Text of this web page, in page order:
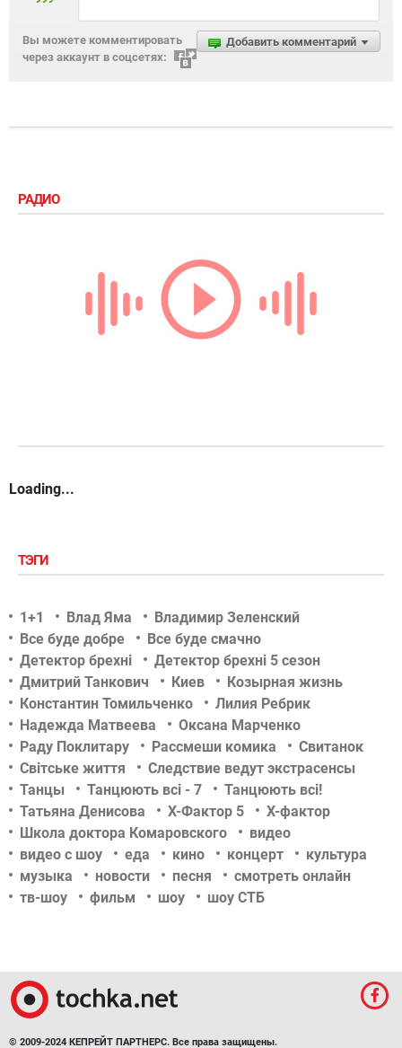
Добавить комментарий
Вы можете комментировать
через аккаунт в соцсетях:
РАДИО
Loading...
ТЭГИ
1+1 Влад Яма
Владимир Зеленский
Все буде добре
Все буде смачно
Детектор брехні
Детектор брехні 5 сезон
Дмитрий Танкович
Киев
Козырная жизнь
Константин Томильченко
Лилия Ребрик
Надежда Матвеева
Оксана Марченко
Раду Поклитару
Рассмеши комика
Свитанок
Світське життя
Следствие ведут экстрасенсы
Танцы
Танцюють всі - 7
Танцюють всі!
Татьяна Денисова
Х-Фактор 5
Х-фактор
Школа доктора Комаровского
видео
видео с шоу
еда кино концерт
культура
музыка
новости песня
смотреть онлайн
тв-шоу
фильм шоу шоу СТБ
© 2009-2024 КЕПРЕЙТ ПАРТНЕРС. Все права защищены.